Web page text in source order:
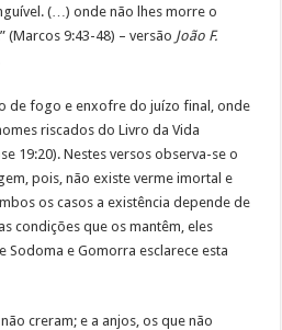
(…) onde não lhes morre o
(Marcos 9:43-48) – versão João F.
de fogo e enxofre do juízo final, onde
riscados do Livro da Vida
19:20). Nestes versos observa-se o
pois, não existe verme imortal e
os casos a existência depende de
condições que os mantêm, eles
Sodoma e Gomorra esclarece esta
creram; e a anjos, os que não